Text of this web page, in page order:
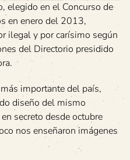
elegido en el Concurso de
en enero del 2013,
ilegal y por carísimo según
del Directorio presidido
importante del país,
diseño del mismo
secreto desde octubre
nos enseñaron imágenes